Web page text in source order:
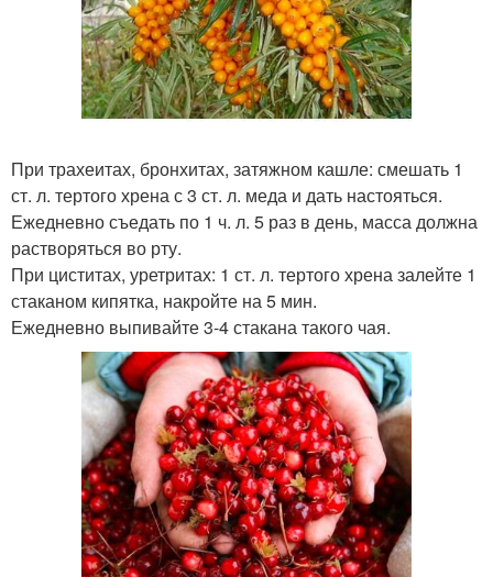
При трахеитах, бронхитах, затяжном кашле: смешать 1
ст. л. тертого хрена с 3 ст. л. меда и дать настояться.
Ежедневно съедать по 1 ч. л. 5 раз в день, масса должна
растворяться во рту.
При циститах, уретритах: 1 ст. л. тертого хрена залейте 1
стаканом кипятка, накройте на 5 мин.
Ежедневно выпивайте 3-4 стакана такого чая.